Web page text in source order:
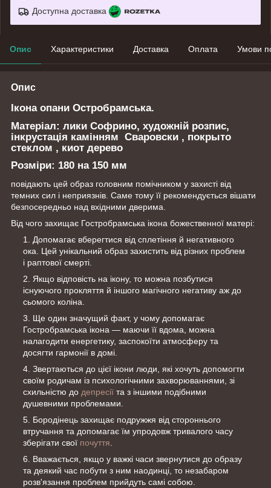
Доступна доставка
Опис Характеристики Доставка Оплата Умови
Опис
Ікона опани Остробрамська.
Матеріал: лики Софрино, художній розпис,
інкрустація камінням Сваровски , покрыто
стеклом , киот дерево
Розміри: 180 на 150 мм
повідають цей образ головним помічником у захисті від
темних сил і неприязнів. Саме тому її рекомендується вішати
безпосередньо над вхідними дверима.
Від чого захищає Гостробрамська ікона божественної матері:
Допомагає вберегтися від сплетіння й негативного
ока. Цей унікальний образ захистить від різних проблем
і раптової смерті.
Якщо відповість на ікону, то можна позбутися
існуючого прокляття й іншого магічного негативу аж до
сьомого коліна.
Ще один значущий факт, у чому допомагає
Гостробрамська ікона — маючи її вдома, можна
налагодити енергетику, заспокоїти атмосферу та
досягти гармонії в домі.
Звертаються до цієї ікони люди, які хочуть допомогти
своїм родичам із психологічними захворюваннями, зі
схильністю до депресії та з іншими подібними
душевними проблемами.
Бородінець захищає подружжя від стороннього
втручання та допомагає їм упродовж тривалого часу
зберігати свої почуття
Вважається, якщо у важкі часи звернутися до образу
та деякий час побути з ним наодинці, то незабаром
розв'язання проблем прийдуть самі собою.